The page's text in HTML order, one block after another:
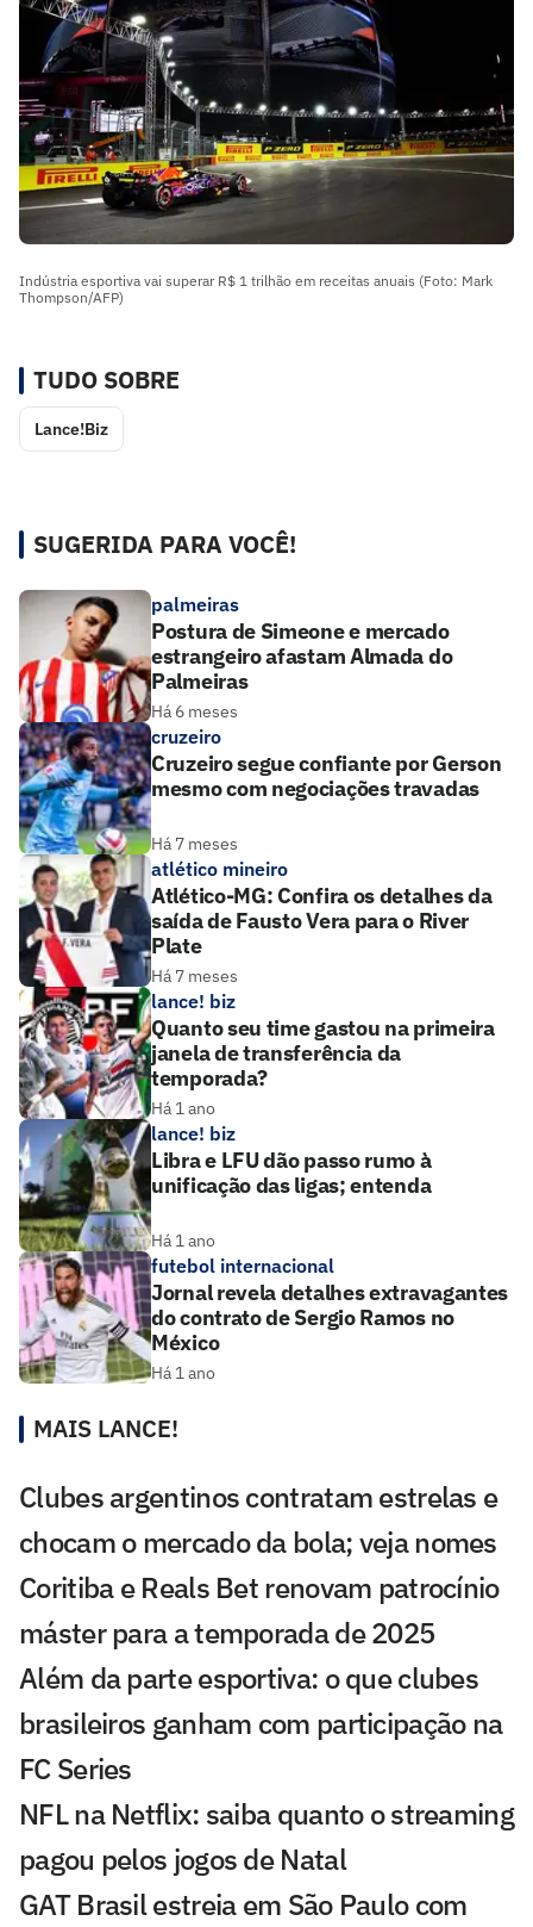
Indústria esportiva vai superar R$ 1 trilhão em receitas anuais (Foto: Mark
Thompson/AFP)
TUDO SOBRE
Lance!Biz
SUGERIDA PARA VOCÊ!
palmeiras
Postura de Simeone e mercado
estrangeiro afastam Almada do
Palmeiras
Há 6 meses
cruzeiro
Cruzeiro segue confiante por Gerson
mesmo com negociações travadas
Há 7 meses
atlético mineiro
Atlético-MG: Confira os detalhes da
saída de Fausto Vera para o River
Plate
Há 7 meses
lance! biz
Quanto seu time gastou na primeira
janela de transferência da
temporada?
Há 1 ano
lance! biz
Libra e LFU dão passo rumo à
unificação das ligas; entenda
Há 1 ano
futebol internacional
Jornal revela detalhes extravagantes
do contrato de Sergio Ramos no
México
Há 1 ano
MAIS LANCE!
Clubes argentinos contratam estrelas e
chocam o mercado da bola; veja nomes
Coritiba e Reals Bet renovam patrocínio
máster para a temporada de 2025
Além da parte esportiva: o que clubes
brasileiros ganham com participação na
FC Series
NFL na Netflix: saiba quanto o streaming
pagou pelos jogos de Natal
GAT Brasil estreia em São Paulo com